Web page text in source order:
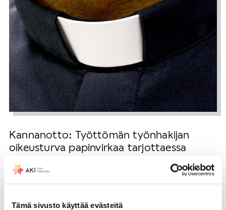
Tämä sivusto käyttää evästeitä
Kannanotto: Työttömän työnhakijan
oikeusturva papinvirkaa tarjottaessa
27.10.2017·